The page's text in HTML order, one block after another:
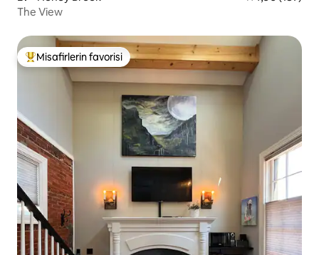
The View
Misafirlerin favorilerinden en beğenilenler arasında
Misafirlerin favorisi